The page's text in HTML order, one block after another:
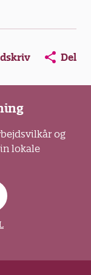
in a new window
in a new
Opens in
Del
og
lokale